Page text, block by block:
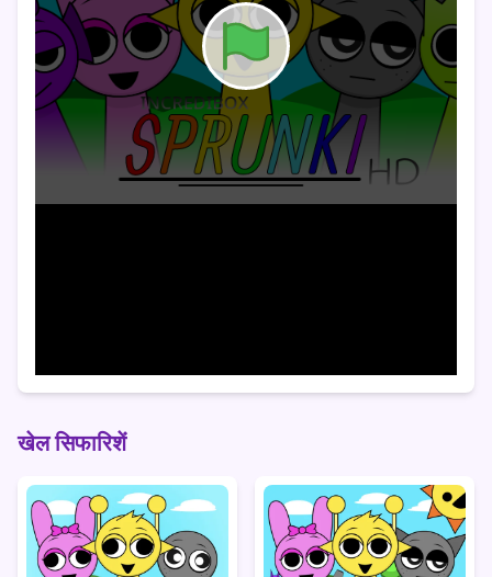
खेल सिफारिशें